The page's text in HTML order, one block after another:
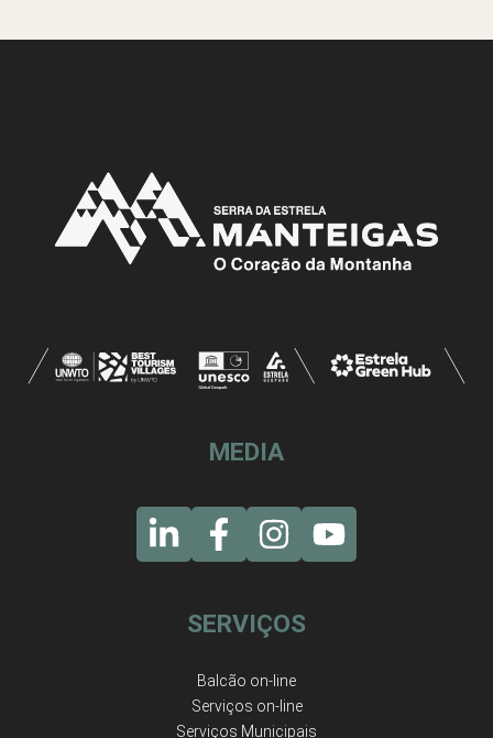
MEDIA
SERVIÇOS
Balcão on-line
Serviços on-line
Serviços Municipais